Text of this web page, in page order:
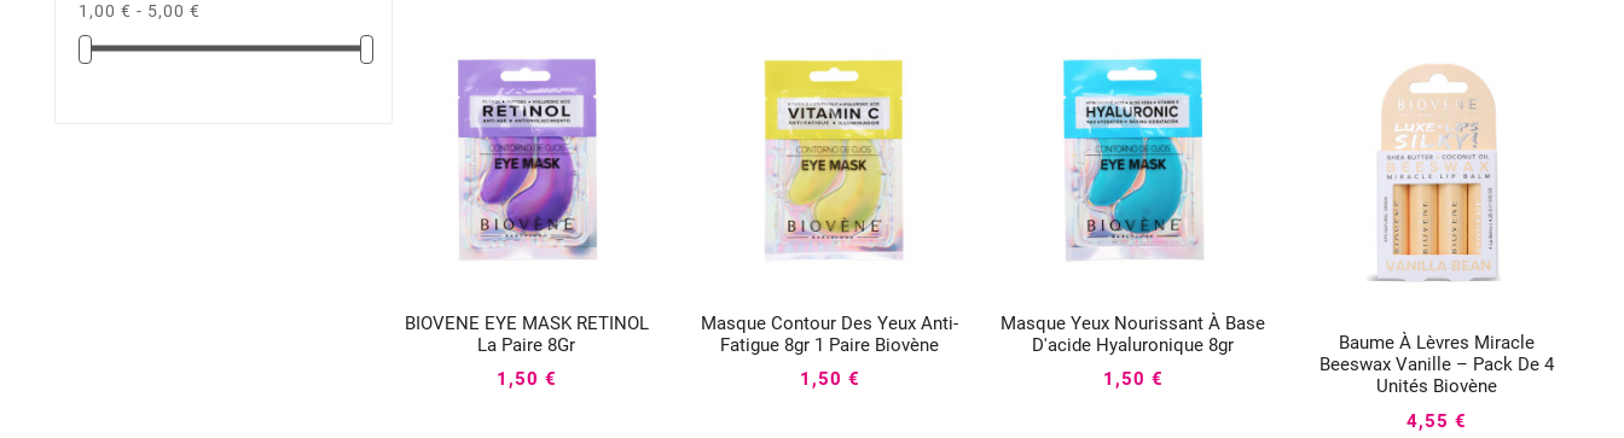
1,00 € - 5,00 €
BIOVENE EYE MASK RETINOL
La Paire 8Gr

1,50 €
Masque Contour Des Yeux Anti-
Fatigue 8gr 1 Paire Biovène
  
1,50 €
Masque Yeux Nourissant À Base
D'acide Hyaluronique 8gr
  
1,50 €
Baume À Lèvres Miracle
Beeswax Vanille – Pack De 4
Unités Biovène
  
4,55 €